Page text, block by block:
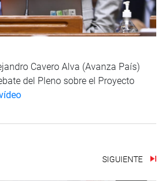
Cavero Alva (Avanza País)
del Pleno sobre el Proyecto
SIGUIENTE